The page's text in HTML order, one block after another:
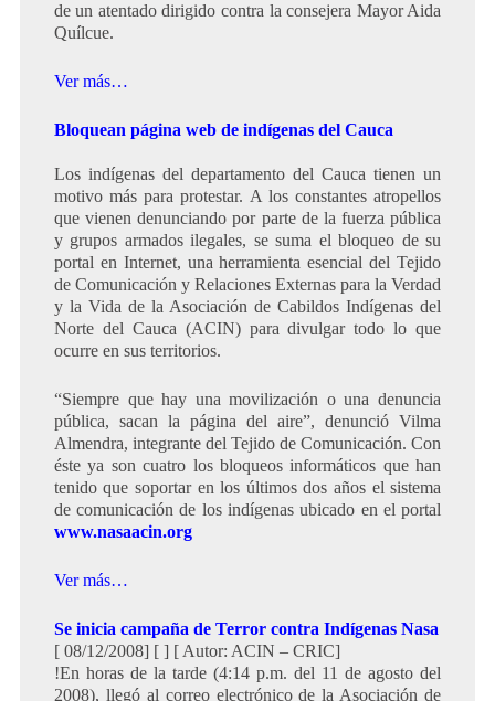
de un atentado dirigido contra la consejera Mayor Aida
Quílcue.
Ver más…
Bloquean página web de indígenas del Cauca
Los indígenas del departamento del Cauca tienen un
motivo más para protestar. A los constantes atropellos
que vienen denunciando por parte de la fuerza pública
y grupos armados ilegales, se suma el bloqueo de su
portal en Internet, una herramienta esencial del Tejido
de Comunicación y Relaciones Externas para la Verdad
y la Vida de la Asociación de Cabildos Indígenas del
Norte del Cauca (ACIN) para divulgar todo lo que
ocurre en sus territorios.
“Siempre que hay una movilización o una denuncia
pública, sacan la página del aire”, denunció Vilma
Almendra, integrante del Tejido de Comunicación. Con
éste ya son cuatro los bloqueos informáticos que han
tenido que soportar en los últimos dos años el sistema
de comunicación de los indígenas ubicado en el portal
www.nasaacin.org
Ver más…
Se inicia campaña de Terror contra Indígenas Nasa
[ 08/12/2008] [ ] [ Autor: ACIN – CRIC]
!En horas de la tarde (4:14 p.m. del 11 de agosto del
2008), llegó al correo electrónico de la Asociación de